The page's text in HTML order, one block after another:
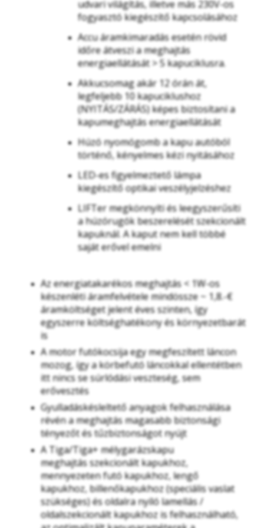
udvari világítás, illetve más 230V-os
fogyasztó kiegészítő kapcsolásához
Accu áramkimaradás esetén rövid
időre átveszi a meghajtás
energiaellátását > 5 kapuciklusra.
Akkucsomag akár 12 órán át,
legfeljebb 10 kapuciklushoz
(NYITÁS/ZÁRÁS) képes biztosítani a
kapumeghajtás energiaellátását
Húzó nyomógomb a kapu autóból
történő, kényelmes kézi nyitásához
LED-es figyelmeztető lámpa
kiegészítő optikai veszélyjelzéshez
LIFTer megkönnyíti és leegyszerűsíti
a húzórugók beszerelését szekcionált
kapuknál. A kaput nem kell többé
saját erővel emelni
Az energiatakarékos meghajtás < 1W-os
készenléti áramfelvétele mindössze ~ 1,8.-€
áramköltséget jelent éves szinten, így
egyszerre költséghatékony és környezetbarát
is
A motor futókocsija egy megfeszített láncon
mozog, így a körbefutó láncokkal ellentétben
itt nincs se súrlódási veszteség, sem
erővesztés
Gyulladáskésleltető anyagok felhasználása
révén a meghajtás magasabb biztonsági
tényezőt és tűzbiztonságot nyújt
A Tiga/Tiga+ mélygarázskapu
meghajtás szekcionált kapukhoz,
mennyezeten futó kapukhoz, lengő
kapukhoz, billenőkapukhoz (speciális vaslat
szükséges) és oldalra nyíló lamellás /
oldalszekcionált kapukhoz is felhasználható,